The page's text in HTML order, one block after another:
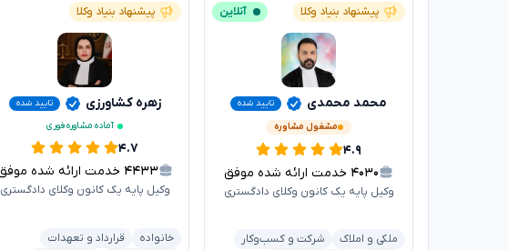
پیشنهاد بنیاد وکلا آنلاین
محمد محمدی
تایید شده
مشغول مشاوره
۴.۹
۴۰۳۰ خدمت ارائه شده موفق
وکیل پایه یک کانون وکلای دادگستری
ملکی و املاک
شرکت و کسب‌وکار
پیشنهاد بنیاد وکلا
زهره کشاورزی
تایید شده
آماده مشاوره فوری
۴.۷
۴۴۳۳ خدمت ارائه شده موفق
وکیل پایه یک کانون وکلای دادگستری
خانواده
قرارداد و تعهدات